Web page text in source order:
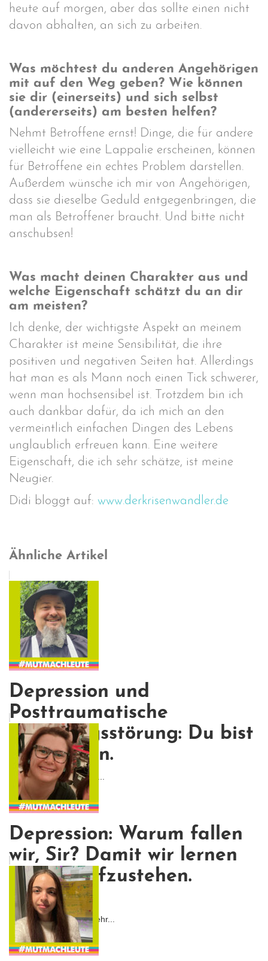
heute auf morgen, aber das sollte einen nicht
davon abhalten, an sich zu arbeiten.
Was möchtest du anderen Angehörigen
mit auf den Weg geben? Wie können
sie dir (einerseits) und sich selbst
(andererseits) am besten helfen?
Nehmt Betroffene ernst! Dinge, die für andere
vielleicht wie eine Lappalie erscheinen, können
für Betroffene ein echtes Problem darstellen.
Außerdem wünsche ich mir von Angehörigen,
dass sie dieselbe Geduld entgegenbringen, die
man als Betroffener braucht. Und bitte nicht
anschubsen!
Was macht deinen Charakter aus und
welche Eigenschaft schätzt du an dir
am meisten?
Ich denke, der wichtigste Aspekt an meinem
Charakter ist meine Sensibilität, die ihre
positiven und negativen Seiten hat. Allerdings
hat man es als Mann noch einen Tick schwerer,
wenn man hochsensibel ist. Trotzdem bin ich
auch dankbar dafür, da ich mich an den
vermeintlich einfachen Dingen des Lebens
unglaublich erfreuen kann. Eine weitere
Eigenschaft, die ich sehr schätze, ist meine
Neugier.
Didi bloggt auf: www.derkrisenwandler.de
Ähnliche Artikel
Depression und
Posttraumatische
Belastungsstörung: Du bist
nicht allein.
Und vielleicht sind wir g...
Depression: Warum fallen
wir, Sir? Damit wir lernen
wieder aufzustehen.
(Batman)
Ich war von Anfang an ehr...